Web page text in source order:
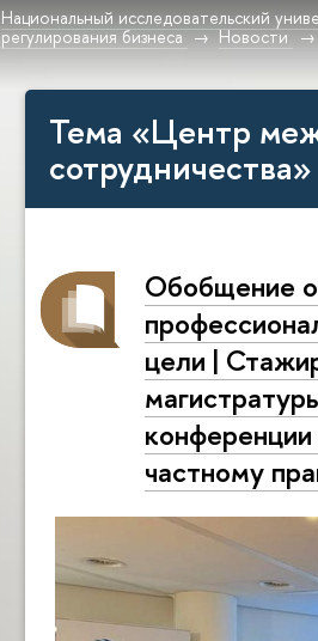
Национальный исследовательский
регулирования бизнеса
Новости
Тема «Центр
Обобщение
цели |
частному